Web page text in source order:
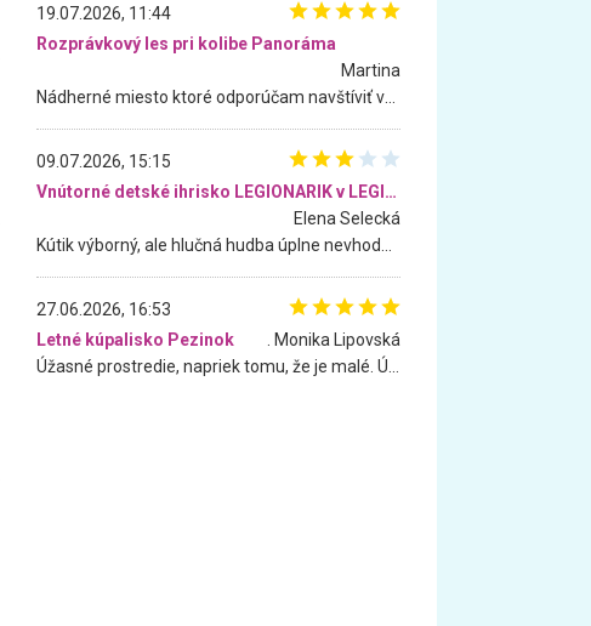
19.07.2026, 11:44
Rozprávkový les pri kolibe Panoráma
Martina
09.07.2026, 15:15
Vnútorné detské ihrisko LEGIONARIK v LEGIA Fitness
Elena Selecká
27.06.2026, 16:53
Letné kúpalisko Pezinok
. Monika Lipovská